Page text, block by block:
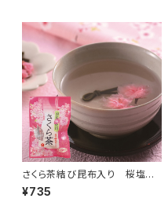
さくら茶結び昆布入り 桜塩漬2
5ｇ、昆布15本
¥735